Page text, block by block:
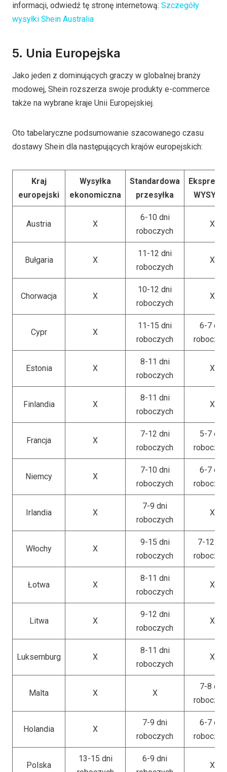
informacji, odwiedź tę stronę internetową: Szczegóły
wysyłki Shein Australia
5. Unia Europejska
Jako jeden z dominujących graczy w globalnej branży
modowej, Shein rozszerza swoje produkty e-commerce
także na wybrane kraje Unii Europejskiej.
Oto tabelaryczne podsumowanie szacowanego czasu
dostawy Shein dla następujących krajów europejskich:
Kraj
europejski
Wysyłka
ekonomiczna
Standardowa
przesyłka
Austria X
6-10 dni
roboczych
X
Bułgaria X
11-12 dni
roboczych
X
Chorwacja X
10-12 dni
roboczych
X
Cypr X
11-15 dni
roboczych
6-7 dni
Estonia X
8-11 dni
roboczych
X
Finlandia X
8-11 dni
roboczych
X
Francja X
7-12 dni
roboczych
5-7 dni
Niemcy X
7-10 dni
roboczych
6-7 dni
Irlandia X
7-9 dni
roboczych
X
Włochy X
9-15 dni
roboczych
7-12 dni
Łotwa X
8-11 dni
roboczych
X
Litwa X
9-12 dni
roboczych
X
Luksemburg X
8-11 dni
roboczych
X
Malta X X
7-8 dni
Holandia X
7-9 dni
roboczych
6-7 dni
Polska
13-15 dni
6-9 dni
X